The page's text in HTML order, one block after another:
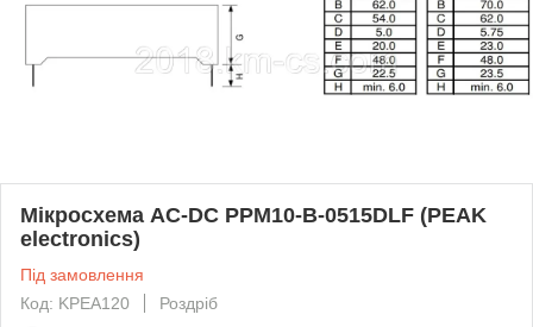
Мікросхема AC-DC PPM10-B-0515DLF (PEAK
electronics)
Під замовлення
Код: KPEA120
Роздріб